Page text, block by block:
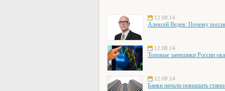
12.08.14
Алексей Ведев: Почему
12.08.14
Топовые заемщики России
12.08.14
Банки начали повышать